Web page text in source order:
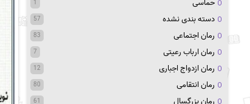
حماسی 1
دسته بندی نشده 57
رمان اجتماعی 83
رمان ارباب رعیتی 7
رمان ازدواج اجباری 12
رمان انتقامی 80
رمان بزرگسال 61